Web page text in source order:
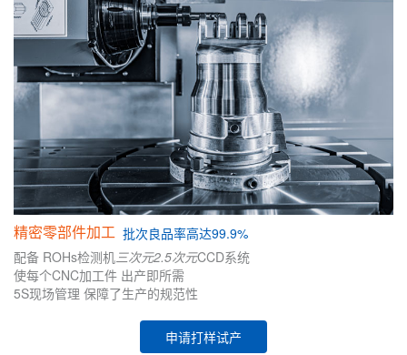
精密零部件加工 批次良品率高达99.9%
配备 ROHs检测机三次元2.5次元CCD系统
使每个CNC加工件 出产即所需
5S现场管理 保障了生产的规范性
申请打样试产